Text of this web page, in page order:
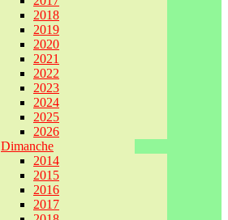
2018
2019
2020
2021
2022
2023
2024
2025
2026
Dimanche
2014
2015
2016
2017